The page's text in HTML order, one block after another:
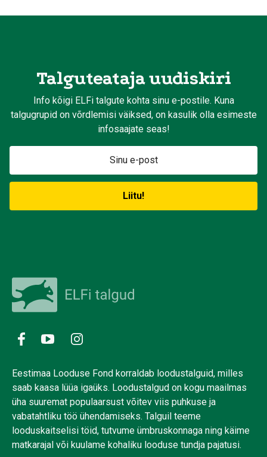
Talguteataja uudiskiri
Info kõigi ELFi talgute kohta sinu e-postile. Kuna
talgugrupid on võrdlemisi väiksed, on kasulik olla esimeste
infosaajate seas!
Eestimaa Looduse Fond korraldab loodustalguid, milles
saab kaasa lüüa igaüks. Loodustalgud on kogu maailmas
üha suuremat populaarsust võitev viis puhkuse ja
vabatahtliku töö ühendamiseks. Talguil teeme
looduskaitselisi töid, tutvume ümbruskonnaga ning käime
matkarajal või kuulame kohaliku looduse tundja pajatusi.